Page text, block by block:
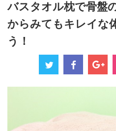
バスタオル枕で骨盤
からみてもキレイな
う！